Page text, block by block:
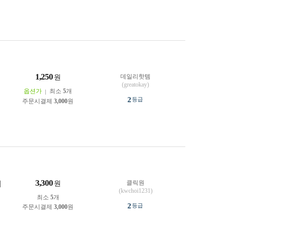
1,250 원
옵션가 최소 5개
주문시결제 3,000원
데일리핫템
(greatokay)
2등급
3,300 원
최소 5개
주문시결제 3,000원
클릭원
(kwchoi1231)
2등급